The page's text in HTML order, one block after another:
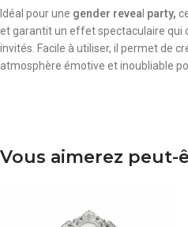
Idéal pour une gender revea party,
et garantit un effet spectaculaire qui
invités. Facile à utiliser, il permet de
atmosphère émotive et inoubliable
Vous aimerez peut-